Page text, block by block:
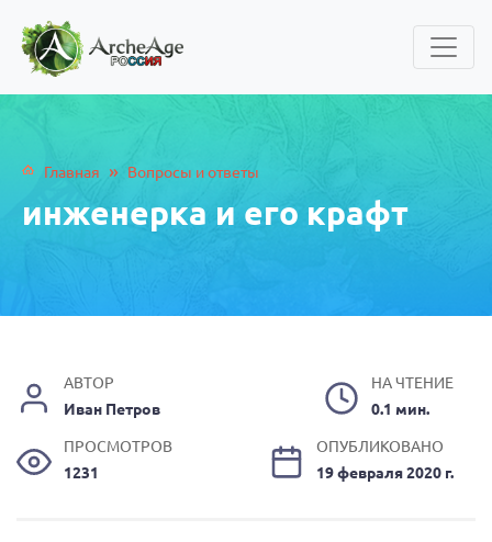
Главная » Вопросы и ответы
инженерка и его крафт
АВТОР
Иван Петров
НА ЧТЕНИЕ
0.1 мин.
ПРОСМОТРОВ
1231
ОПУБЛИКОВАНО
19 февраля 2020 г.